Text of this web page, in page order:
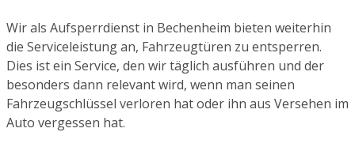
Wir als Aufsperrdienst in Bechenheim bieten weiterhin
die Serviceleistung an, Fahrzeugtüren zu entsperren.
Dies ist ein Service, den wir täglich ausführen und der
besonders dann relevant wird, wenn man seinen
Fahrzeugschlüssel verloren hat oder ihn aus Versehen im
Auto vergessen hat.